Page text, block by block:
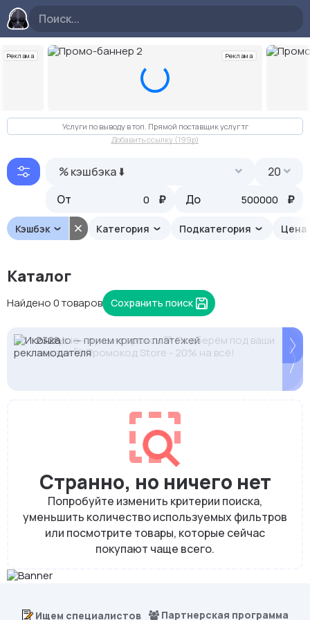
Реклама Реклама
Слайд 2 из 10
Услуги по выводу в топ. Прямой поставщик услуг тг
Добавить ссылку (199p)
% кэшбэка ⬇️
От
₽ До ₽
20
Категория Подкатегория Цена
Кэшбэк
Каталог
Найдено 0 товаров Сохранить поиск
Proxys.io - лучшие прокси 💚 Подберём под ваши
задачи 🚀 Промокод Store - 20% на всё!
NodeMaven: высокий IP Score и чистые IP без
банов. Скидка 35% по STEALTH35
2328.io — прием крипто платежей
Странно, но ничего нет
Попробуйте изменить критерии поиска,
уменьшить количество используемых фильтров
или посмотрите товары, которые сейчас
покупают чаще всего.
Ищем специалистов Партнерская программа